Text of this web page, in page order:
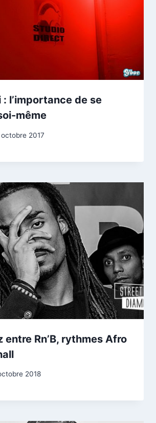
l’importance de se
même
2017
entre Rn’B, rythmes Afro
2018